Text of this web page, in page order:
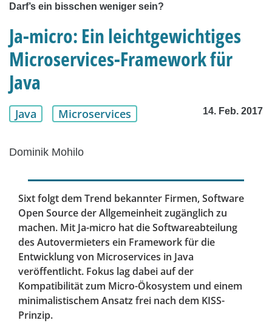
Darf’s ein bisschen weniger sein?
Ja-micro: Ein leichtgewichtiges
Microservices-Framework für
Java
Java Microservices 14. Feb. 2017
Dominik Mohilo
Sixt folgt dem Trend bekannter Firmen, Software
Open Source der Allgemeinheit zugänglich zu
machen. Mit Ja-micro hat die Softwareabteilung
des Autovermieters ein Framework für die
Entwicklung von Microservices in Java
veröffentlicht. Fokus lag dabei auf der
Kompatibilität zum Micro-Ökosystem und einem
minimalistischem Ansatz frei nach dem KISS-
Prinzip.